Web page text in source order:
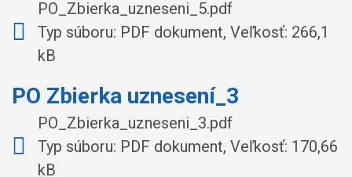
PO_Zbierka_uzneseni_5.pdf
Typ súboru: PDF dokument, Veľkosť: 266,1
kB
PO Zbierka uznesení_3
PO_Zbierka_uzneseni_3.pdf
Typ súboru: PDF dokument, Veľkosť: 170,66
kB